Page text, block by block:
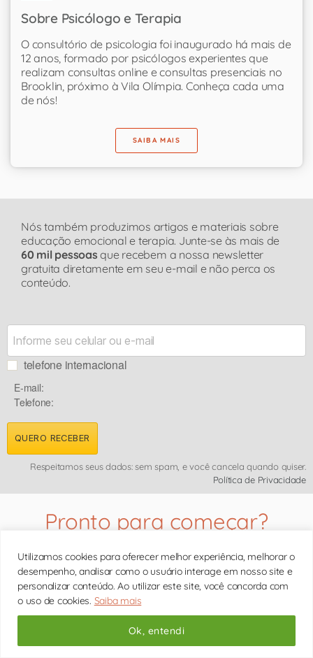
Utilizamos cookies para oferecer melhor experiência, melhorar o
desempenho, analisar como o usuário interage em nosso site e
personalizar conteúdo. Ao utilizar este site, você concorda com
o uso de cookies. Saiba mais
Ok, entendi
Sobre Psicólogo e Terapia
O consultório de psicologia foi inaugurado há mais de
12 anos, formado por psicólogos experientes que
realizam consultas online e consultas presenciais no
Brooklin, próximo à Vila Olímpia. Conheça cada uma
de nós!
SAIBA MAIS
Nós também produzimos artigos e materiais sobre
educação emocional e terapia. Junte-se às mais de
60 mil pessoas que recebem a nossa newsletter
gratuita diretamente em seu e-mail e não perca os
conteúdo.
telefone internacional
E-mail:
Telefone:
QUERO RECEBER
Respeitamos seus dados: sem spam, e você cancela quando quiser.
Política de Privacidade
Pronto para começar?
Paulo ou online para todo Brasil